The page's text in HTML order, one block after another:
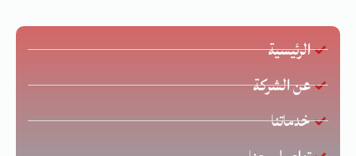
الرئيسية
عن الشركة
خدماتنا